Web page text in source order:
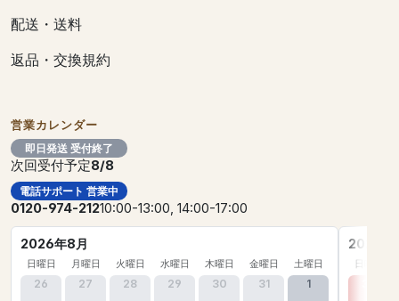
配送・送料
返品・交換規約
営業カレンダー
即日発送 受付終了
次回受付予定8/8
電話サポート 営業中
0120-974-21210:00-13:00, 14:00-17:00
2026年8月
日曜日 月曜日 火曜日 水曜日 木曜日 金曜日 土曜日
26 27 28 29 30 31 1
2026年
日曜日